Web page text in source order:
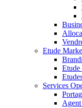
Etude
Etude
Services